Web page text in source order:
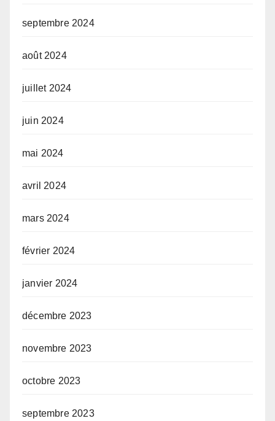
septembre 2024
août 2024
juillet 2024
juin 2024
mai 2024
avril 2024
mars 2024
février 2024
janvier 2024
décembre 2023
novembre 2023
octobre 2023
septembre 2023